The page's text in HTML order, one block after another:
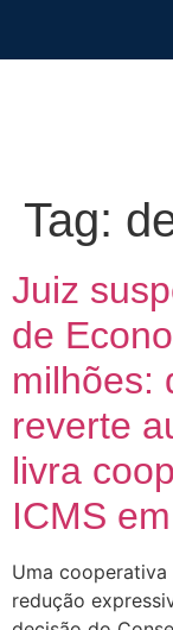
Tag:
Juiz
de
milhões:
reverte
livra
ICMS
Uma
redução